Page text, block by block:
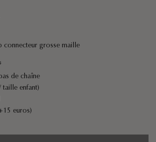
connecteur grosse maille
de chaîne
enfant)
euros)